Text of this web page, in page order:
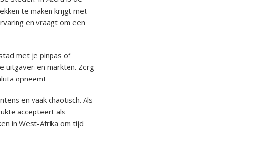
te maken krijgt met
en vraagt om een
met je pinpas of
uitgaven en markten. Zorg
opneemt.
en vaak chaotisch. Als
accepteert als
in West-Afrika om tijd